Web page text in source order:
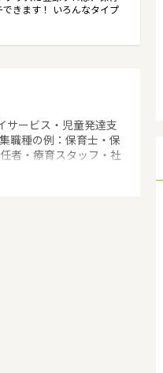
きます！ いろんなタイプ
サービス・児童発達支
職種の例：保育士・保
者・療育スタッフ・社